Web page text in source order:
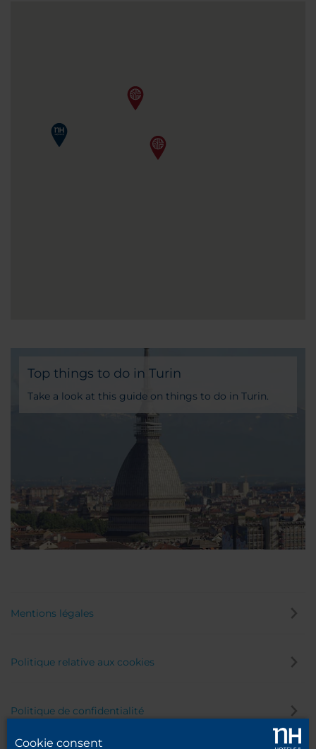
Top things to do in Turin
Take a look at this guide on things to do in Turin.
You will find various tours so you can make the
most of your stay in the city.
Mentions légales
Politique relative aux cookies
Politique de confidentialité
Cookie consent